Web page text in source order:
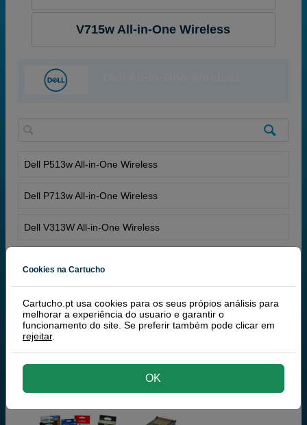
V715w All-in-One Wireless
Dell P513w All-in-One Wireless
Dell P713w All-in-One Wireless
Dell V313W All-in-One Wireless
Dell V525W All-in-One Wireless
Dell V715w All-in-One Wireless
Dell V725w All-in-One Wireless
Cookies na Cartucho
Cartucho.pt usa cookies para os seus própios análisis para
melhorar a experiência do usuario e garantir o
funcionamento do site. Se preferir também pode clicar em
rejeitar.
OK